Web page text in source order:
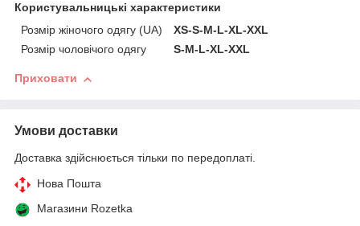
Користувальницькі характеристики
Розмір жіночого одягу (UA)
XS-S-M-L-XL-XXL
Розмір чоловічого одягу
S-M-L-XL-XXL
Приховати
Умови доставки
Доставка здійснюється тільки по передоплаті.
Нова Пошта
Магазини Rozetka